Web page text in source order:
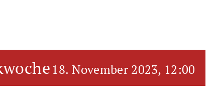
18. November 2023, 12:00